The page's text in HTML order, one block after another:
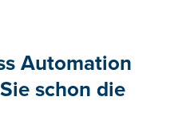
Automation
schon die